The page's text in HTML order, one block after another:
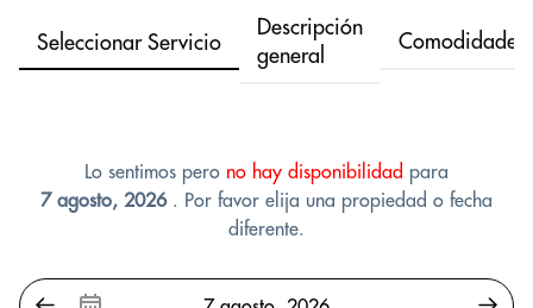
Seleccionar Servicio
Descripción
general
Comodidades
Lo sentimos pero no hay disponibilidad para
7 agosto, 2026. Por favor elija una propiedad o fecha
diferente.